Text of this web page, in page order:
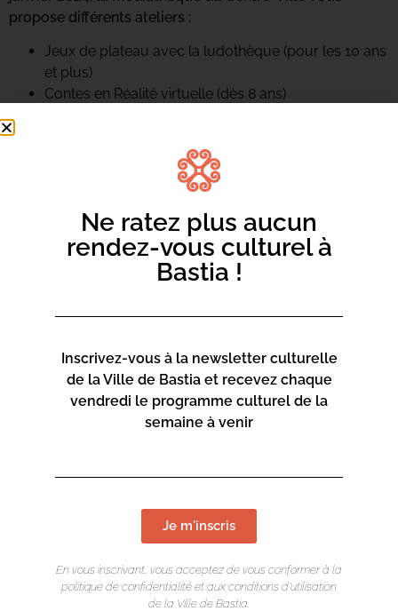
propose différents ateliers :
Jeux de plateau avec la ludothèque (pour les 10 ans
et plus)
Contes en Réalité virtuelle (dès 8 ans)
LIEU DE L'ÉVÉNEMENT
Mediateca Centru Cità
Place du Théatre
Rue Favalelli
Ne ratez plus aucun
rendez-vous culturel à
Bastia !
Inscrivez-vous à la newsletter culturelle
de la Ville de Bastia et recevez chaque
vendredi le programme culturel de la
semaine à venir
Je m'inscris
En vous inscrivant, vous acceptez de vous conformer à la
politique de confidentialité et aux conditions d’utilisation
de la Ville de Bastia.